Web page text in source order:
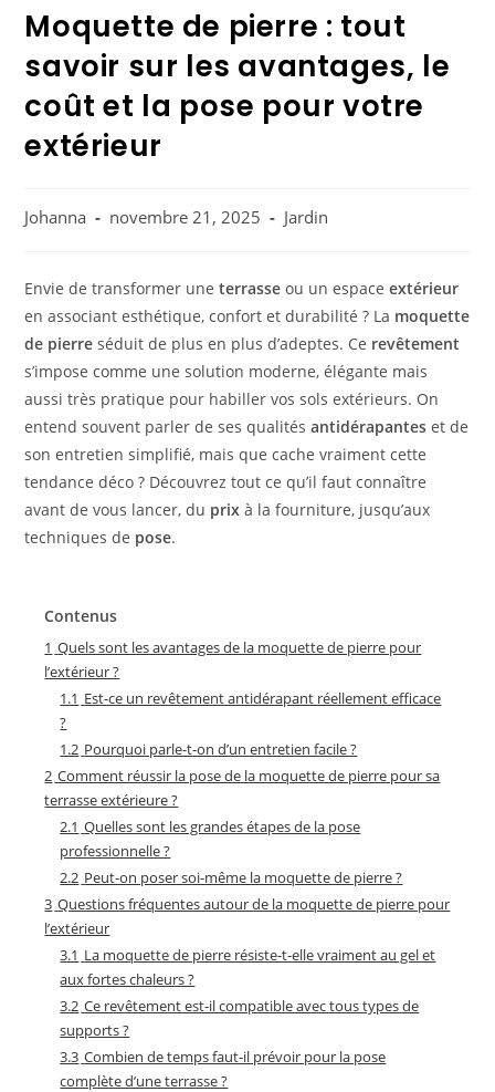
Moquette de pierre : tout
savoir sur les avantages, le
coût et la pose pour votre
extérieur
Johanna novembre 21, 2025 Jardin
Envie de transformer uneterrasse ou un espaceextérieur
en associant esthétique, confort et durabilité ? La moquette
de pierre séduit de plus en plus d’adeptes. Ce revêtement
s’impose comme une solution moderne, élégante mais
aussi très pratique pour habiller vos sols extérieurs. On
entend souvent parler de ses qualitésantidérapantes et de
son entretien simplifié, mais que cache vraiment cette
tendance déco ? Découvrez tout ce qu’il faut connaître
avant de vous lancer, du prix à la fourniture, jusqu’aux
techniques de pose.
Contenus
1 Quels sont les avantages de la moquette de pierre pour
l’extérieur ?
1.1 Est-ce un revêtement antidérapant réellement efficace
?
1.2 Pourquoi parle-t-on d’un entretien facile ?
2 Comment réussir la pose de la moquette de pierre pour sa
terrasse extérieure ?
2.1 Quelles sont les grandes étapes de la pose
professionnelle ?
2.2 Peut-on poser soi-même la moquette de pierre ?
3 Questions fréquentes autour de la moquette de pierre pour
l’extérieur
3.1 La moquette de pierre résiste-t-elle vraiment au gel et
aux fortes chaleurs ?
3.2 Ce revêtement est-il compatible avec tous types de
supports ?
3.3 Combien de temps faut-il prévoir pour la pose
complète d’une terrasse ?